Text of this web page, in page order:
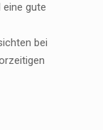
gute
bei